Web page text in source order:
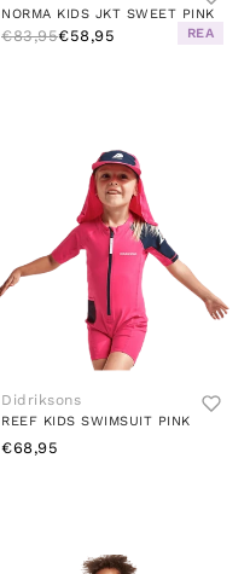
NORMA KIDS JKT SWEET PINK
€83,95€58,95 REA
Didriksons
REEF KIDS SWIMSUIT PINK
€68,95